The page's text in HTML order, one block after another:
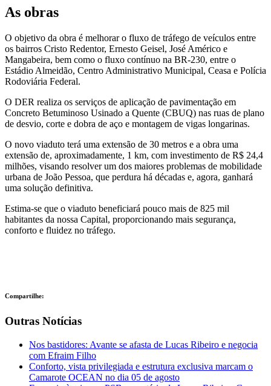
As obras
O objetivo da obra é melhorar o fluxo de tráfego de veículos entre
os bairros Cristo Redentor, Ernesto Geisel, José Américo e
Mangabeira, bem como o fluxo contínuo na BR-230, entre o
Estádio Almeidão, Centro Administrativo Municipal, Ceasa e Polícia
Rodoviária Federal.
O DER realiza os serviços de aplicação de pavimentação em
Concreto Betuminoso Usinado a Quente (CBUQ) nas ruas de plano
de desvio, corte e dobra de aço e montagem de vigas longarinas.
O novo viaduto terá uma extensão de 30 metros e a obra uma
extensão de, aproximadamente, 1 km, com investimento de R$ 24,4
milhões, visando resolver um dos maiores problemas de mobilidade
urbana de João Pessoa, que perdura há décadas e, agora, ganhará
uma solução definitiva.
Estima-se que o viaduto beneficiará pouco mais de 825 mil
habitantes da nossa Capital, proporcionando mais segurança,
conforto e fluidez no tráfego.
Compartilhe:
Outras Notícias
Nos bastidores: Avante se afasta de Lucas Ribeiro e negocia
com Efraim Filho
Conforto, vista privilegiada e estrutura exclusiva marcam o
Camarote OCEAN no dia 05 de agosto